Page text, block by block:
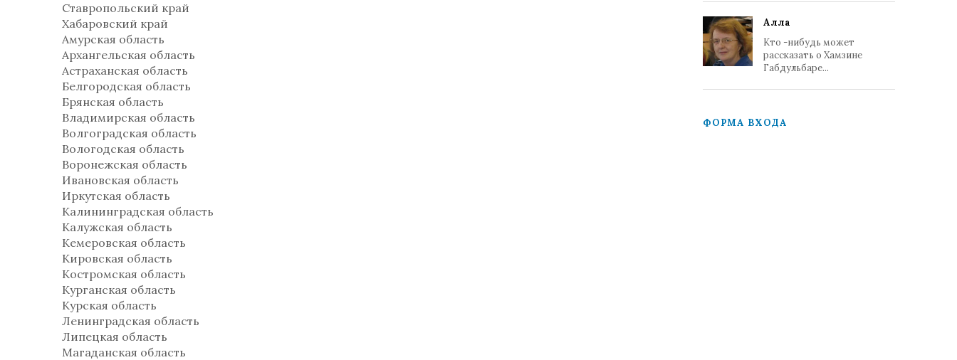
Ставропольский край
Хабаровский край
Амурская область
Архангельская область
Астраханская область
Белгородская область
Брянская область
Владимирская область
Волгоградская область
Вологодская область
Воронежская область
Ивановская область
Иркутская область
Калининградская область
Калужская область
Кемеровская область
Кировская область
Костромская область
Курганская область
Курская область
Ленинградская область
Липецкая область
Магаданская область
Алла
Кто -нибудь может
рассказать о Хамзине
Габдульбаре...
ФОРМА ВХОДА